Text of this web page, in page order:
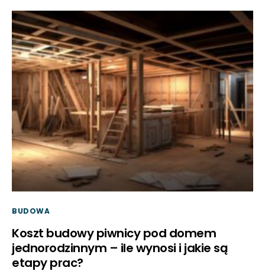
BUDOWA
Koszt budowy piwnicy pod domem
jednorodzinnym – ile wynosi i jakie są
etapy prac?